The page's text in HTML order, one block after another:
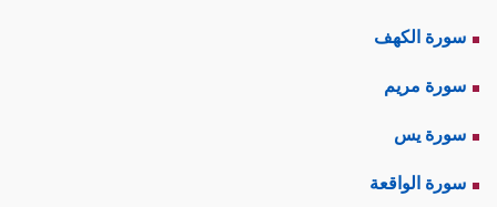
سورة الكهف
سورة مريم
سورة يس
سورة الواقعة